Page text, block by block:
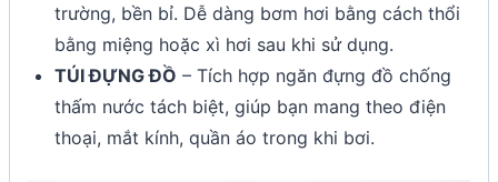
trường, bền bỉ. Dễ dàng bơm hơi bằng cách thổi
bằng miệng hoặc xì hơi sau khi sử dụng.
TÚI ĐỰNG ĐỒ – Tích hợp ngăn đựng đồ chống
thấm nước tách biệt, giúp bạn mang theo điện
thoại, mắt kính, quần áo trong khi bơi.